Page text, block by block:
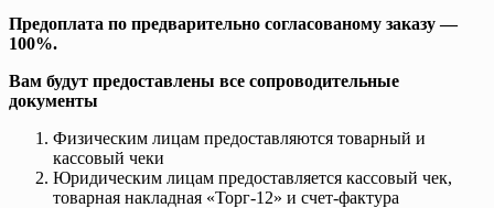
Предоплата по предварительно согласованому заказу —
100%.
Вам будут предоставлены все сопроводительные
документы
Физическим лицам предоставляются товарный и
кассовый чеки
Юридическим лицам предоставляется кассовый чек,
товарная накладная «Торг-12» и счет-фактура